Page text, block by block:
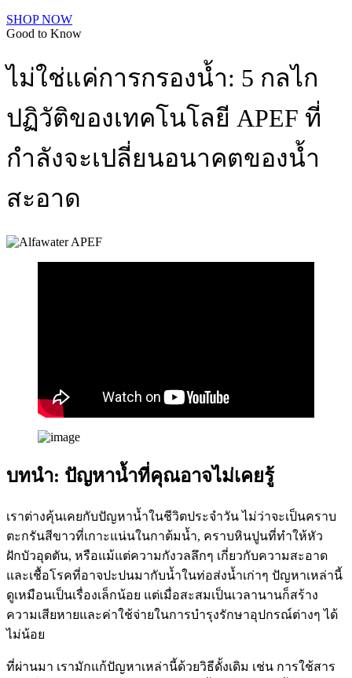
SHOP NOW
Good to Know
ไม่ใช่แค่การกรองน้ำ: 5 กลไก
ปฏิวัติของเทคโนโลยี APEF ที่
กำลังจะเปลี่ยนอนาคตของน้ำ
สะอาด
บทนำ: ปัญหาน้ำที่คุณอาจไม่เคยรู้
เราต่างคุ้นเคยกับปัญหาน้ำในชีวิตประจำวัน ไม่ว่าจะเป็นคราบ
ตะกรันสีขาวที่เกาะแน่นในกาต้มน้ำ, คราบหินปูนที่ทำให้หัว
ฝักบัวอุดตัน, หรือแม้แต่ความกังวลลึกๆ เกี่ยวกับความสะอาด
และเชื้อโรคที่อาจปะปนมากับน้ำในท่อส่งน้ำเก่าๆ ปัญหาเหล่านี้
ดูเหมือนเป็นเรื่องเล็กน้อย แต่เมื่อสะสมเป็นเวลานานก็สร้าง
ความเสียหายและค่าใช้จ่ายในการบำรุงรักษาอุปกรณ์ต่างๆ ได้
ไม่น้อย
ที่ผ่านมา เรามักแก้ปัญหาเหล่านี้ด้วยวิธีดั้งเดิม เช่น การใช้สาร